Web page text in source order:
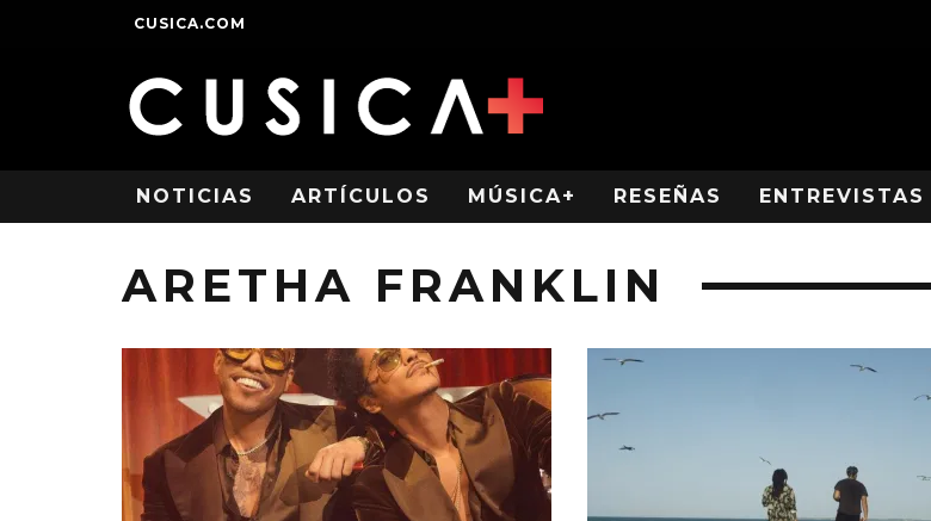
CUSICA.COM
NOTICIAS ARTÍCULOS MÚSICA+ RESEÑAS ENTREVISTAS
ARETHA FRANKLIN